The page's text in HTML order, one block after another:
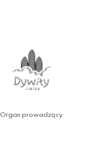
Organ prowadzący